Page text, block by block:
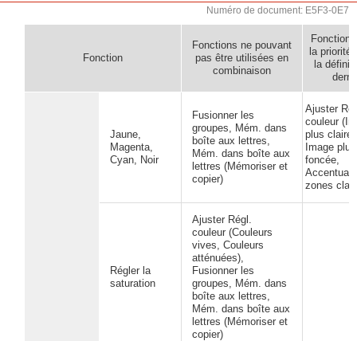
Numéro de document: E5F3-0E7
Fonction
Fonctions ne pouvant
pas être utilisées en
combinaison
la priorité
la
Jaune,
Magenta,
Cyan, Noir
Fusionner les
groupes, Mém. dans
boîte aux lettres,
Mém. dans boîte aux
lettres (Mémoriser et
copier)
Ajuster
couleur
plus claire,
Image plus
foncée,
zones
Régler la
saturation
Ajuster Régl.
couleur (Couleurs
vives, Couleurs
atténuées),
Fusionner les
groupes, Mém. dans
boîte aux lettres,
Mém. dans boîte aux
lettres (Mémoriser et
copier)